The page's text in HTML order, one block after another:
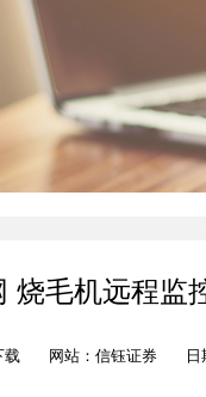
烧毛机远程监
载 网站：信钰证券